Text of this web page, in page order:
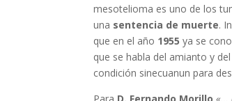
mesotelioma es uno de los
una sentencia de muerte.
que en el año 1955 ya se
que se habla del amianto y
condición sinecuanun para